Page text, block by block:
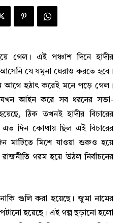
গেল। এই পঞ্চাশ দিনে হাদীর
যে যমুনা ঘেরাও করতে হবে।
আগে হঠাৎ করেই মনে পড়ে গেল।
যখন আইন করে সব ধরনের সভা-
ঠিক তখনই হাদীর বিচারের
এত দিন কোথায় ছিল এই বিচারের
মাটিতে মিশে যাওয়া শুরুও হয়ে
গরম হয়ে উঠল নির্বাচনের
গুলি করা হয়েছে। জুমা নামের
হয়েছে। এই গল্প ছড়ানো হলো